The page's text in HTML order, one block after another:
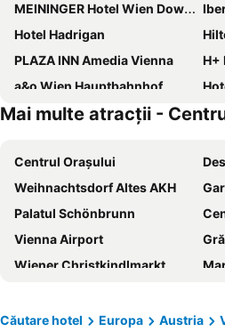
MEININGER Hotel Wien Downtown Sissi
Hotel Hadrigan
PLAZA INN Amedia Vienna
H+
a&o Wien Hauptbahnhof
Melia Vienna
Austria Trend Schloss Wilhelminenberg Wien
Florum Hotel
ibis budget Wien Sankt Marx
Clarion Hotel Vienna South
NH Danube City
Garner Hotel Vienna by IHG
Schild
Mai multe atracții -
Centrul Oraşului
Weihnachtsdorf Altes AKH
Palatul Schönbrunn
Vienna Airport
Wiener Christkindlmarkt
Stuhleck
Căutare hotel Europa Austria